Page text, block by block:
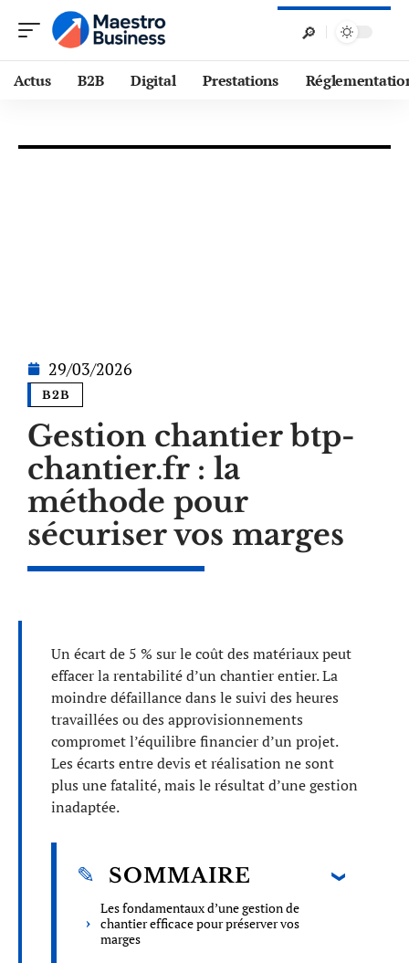
Actus B2B Digital Prestations
29/03/2026
B2B
Gestion chantier btp-
chantier.fr : la
méthode pour
sécuriser vos marges
Un écart de 5 % sur le coût des matériaux peut
effacer la rentabilité d’un chantier entier. La
moindre défaillance dans le suivi des heures
travaillées ou des approvisionnements
compromet l’équilibre financier d’un projet.
Les écarts entre devis et réalisation ne sont
plus une fatalité, mais le résultat d’une gestion
inadaptée.
SOMMAIRE
Les fondamentaux d’une gestion de
chantier efficace pour préserver vos
marges